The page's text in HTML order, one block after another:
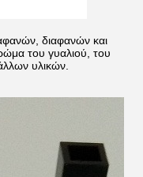
διαφανών και
του γυαλιού, του
υλικών.